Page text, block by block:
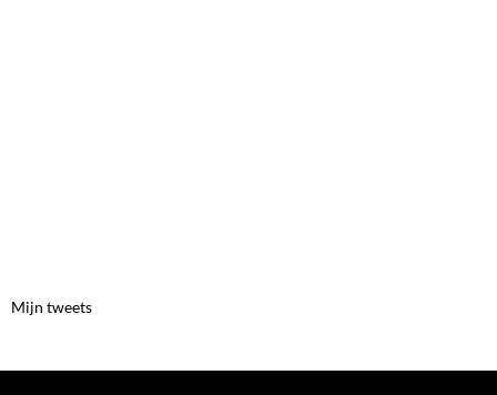
Mijn tweets